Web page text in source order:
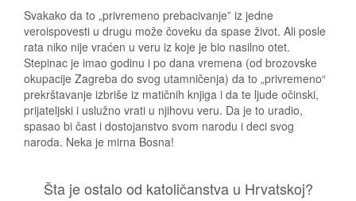
Svakako da to „privremeno prebacivanje” iz jedne
veroispovesti u drugu može čoveku da spase život. Ali posle
rata niko nije vraćen u veru iz koje je bio nasilno otet.
Stepinac je imao godinu i po dana vremena (od brozovske
okupacije Zagreba do svog utamničenja) da to „privremeno“
prekrštavanje izbriše iz matičnih knjiga i da te ljude očinski,
prijateljski i uslužno vrati u njihovu veru. Da je to uradio,
spasao bi čast i dostojanstvo svom narodu i deci svog
naroda. Neka je mirna Bosna!
Šta je ostalo od katoličanstva u Hrvatskoj?